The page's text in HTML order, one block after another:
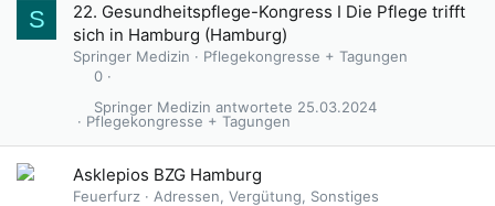
S
22. Gesundheitspflege-Kongress I Die Pflege trifft
sich in Hamburg (Hamburg)
Springer Medizin
Pflegekongresse + Tagungen
0
Pflegekongresse + Tagungen
25.03.2024
Springer Medizin
Asklepios BZG Hamburg
Feuerfurz
Adressen, Vergütung, Sonstiges